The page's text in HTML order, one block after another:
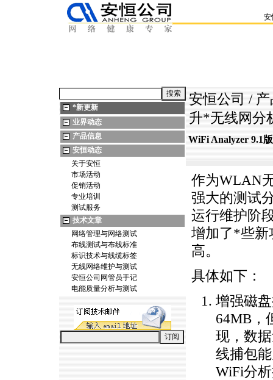
安
*新更新
业界动态
产品信息
安恒动态
关于安恒
市场活动
促销活动
专业培训
测试服务
技术文章
网络管理与网络测试
布线测试与布线标准
标识技术与线缆标签
无线网络维护与测试
安恒公司网管员手记
电能质量分析与测试
安恒公司 /
升*无线网分
WiFi Analyzer 9.1
作为WLAN
强大的测试
运行维护阶
增加了*些新
高。
具体如下：
增强磁
64MB，
现，数
线捕包
WiFi分